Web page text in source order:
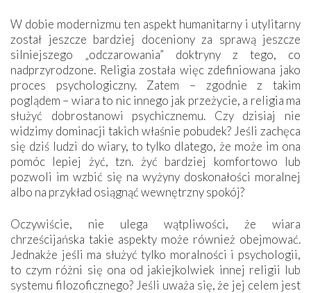
W dobie modernizmu ten aspekt humanitarny i utylitarny
został jeszcze bardziej doceniony za sprawą jeszcze
silniejszego „odczarowania” doktryny z tego, co
nadprzyrodzone. Religia została więc zdefiniowana jako
proces psychologiczny. Zatem – zgodnie z takim
poglądem – wiara to nic innego jak przeżycie, a religia ma
służyć dobrostanowi psychicznemu. Czy dzisiaj nie
widzimy dominacji takich właśnie pobudek? Jeśli zachęca
się dziś ludzi do wiary, to tylko dlatego, że może im ona
pomóc lepiej żyć, tzn. żyć bardziej komfortowo lub
pozwoli im wzbić się na wyżyny doskonałości moralnej
albo na przykład osiągnąć wewnętrzny spokój?
Oczywiście, nie ulega wątpliwości, że wiara
chrześcijańska takie aspekty może również obejmować.
Jednakże jeśli ma służyć tylko moralności i psychologii,
to czym różni się ona od jakiejkolwiek innej religii lub
systemu filozoficznego? Jeśli uważa się, że jej celem jest